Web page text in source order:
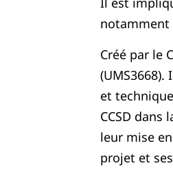
notamment
Créé par le
et
CCSD
leur mise
projet et